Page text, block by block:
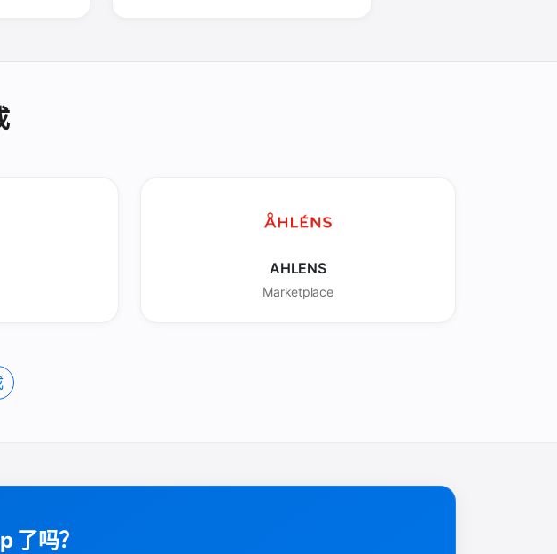
AHLENS
Marketplace
了吗？